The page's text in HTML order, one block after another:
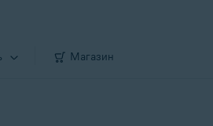
Магазин